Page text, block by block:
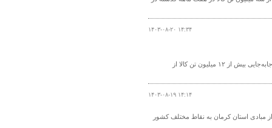
۱۴۰۳-۰۸-۲۰ ۱۴:۳۴
رئیس اداره حمل و نقل کالای اداره کل راهداری و حمل و نقل جاده ای استان مازندران از جابه‌جایی بیش از ۱۲ میلیون تن کالا از
۱۴۰۳-۰۸-۱۹ ۱۴:۱۴
باری استان طی ۶ ماهه اول سال جاری از مبادی استان کرمان به نقاط مختلف کشور